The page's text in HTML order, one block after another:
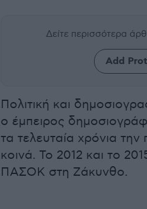
Δείτε περισσότερα
Add
Πολιτική και
ο έμπειρος
τα τελευταία χρόνια
κοινά. Το 2012 και το
ΠΑΣΟΚ στη Ζάκυνθο.